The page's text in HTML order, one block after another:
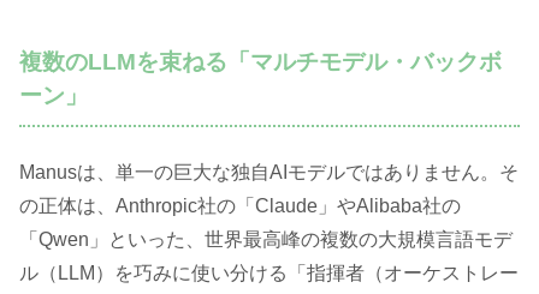
複数のLLMを束ねる「マルチモデル・バックボ
ーン」
Manusは、単一の巨大な独自AIモデルではありません。そ
の正体は、Anthropic社の「Claude」やAlibaba社の
「Qwen」といった、世界最高峰の複数の大規模言語モデ
ル（LLM）を巧みに使い分ける「指揮者（オーケストレー